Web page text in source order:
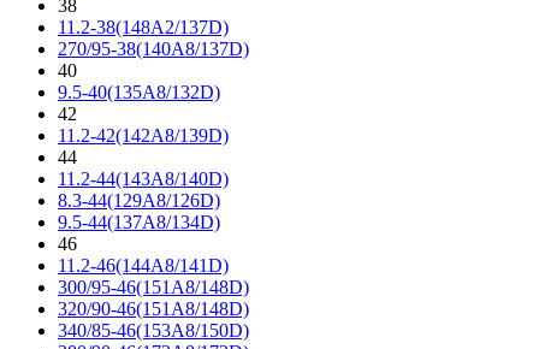
38
11.2-38(148A2/137D)
270/95-38(140A8/137D)
40
9.5-40(135A8/132D)
42
11.2-42(142A8/139D)
44
11.2-44(143A8/140D)
8.3-44(129A8/126D)
9.5-44(137A8/134D)
46
11.2-46(144A8/141D)
300/95-46(151A8/148D)
320/90-46(151A8/148D)
340/85-46(153A8/150D)